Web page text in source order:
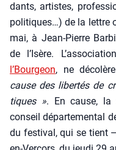
dants, artistes,
poli­tiques…) de la lettre
mai, à Jean-Pierre
de l’I­sère.
l’Bour­geon, ne
cause des liber­tés de
tiques ». En cause,
conseil dépar­te­men­tal
du fes­ti­val, qui se tient